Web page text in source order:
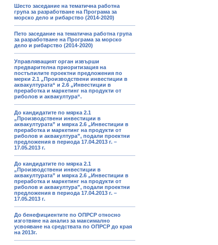
Шесто заседание на тематична работна
група за разработване на Програма за
морско дело и рибарство (2014-2020)
Пето заседание на тематична работна група
за разработване на Програма за морско
дело и рибарство (2014-2020)
Управляващият орган извърши
предварителна приоритизация на
постъпилите проектни предложения по
мерки 2.1 „Производствени инвестиции в
аквакултурата“ и 2.6 „Инвестиции в
преработка и маркетинг на продукти от
риболов и аквакултура“.
До кандидатите по мярка 2.1
„Производствени инвестиции в
аквакултурата” и мярка 2.6 „Инвестиции в
преработка и маркетинг на продукти от
риболов и аквакултура”, подали проектни
предложения в периода 17.04.2013 г. –
17.05.2013 г.
До кандидатите по мярка 2.1
„Производствени инвестиции в
аквакултурата” и мярка 2.6 „Инвестиции в
преработка и маркетинг на продукти от
риболов и аквакултура”, подали проектни
предложения в периода 17.04.2013 г. –
17.05.2013 г.
До бенефициентите по ОПРСР относно
изготвяне на анализ за максимално
усвояване на средствата по ОПРСР до края
на 2013г.